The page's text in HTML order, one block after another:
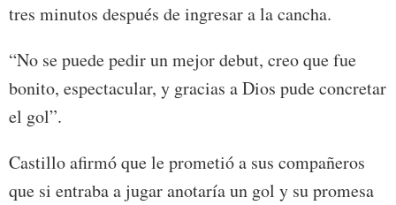
tres minutos después de ingresar a la cancha.
“No se puede pedir un mejor debut, creo que fue
bonito, espectacular, y gracias a Dios pude concretar
el gol”.
Castillo afirmó que le prometió a sus compañeros
que si entraba a jugar anotaría un gol y su promesa